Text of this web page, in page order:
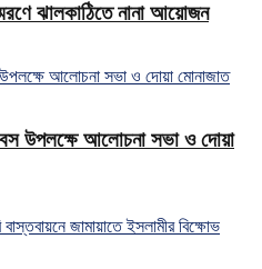
ঝালকাঠিতে নানা আয়োজন
উপলক্ষে আলোচনা সভা ও দোয়া